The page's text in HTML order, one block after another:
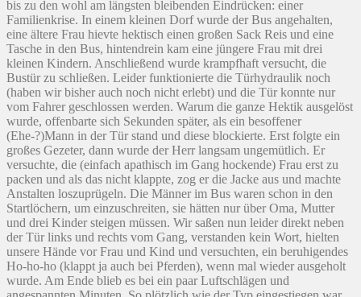
bis zu den wohl am längsten bleibenden Eindrücken: einer
Familienkrise. In einem kleinen Dorf wurde der Bus angehalten,
eine ältere Frau hievte hektisch einen großen Sack Reis und eine
Tasche in den Bus, hintendrein kam eine jüngere Frau mit drei
kleinen Kindern. Anschließend wurde krampfhaft versucht, die
Bustür zu schließen. Leider funktionierte die Türhydraulik noch
(haben wir bisher auch noch nicht erlebt) und die Tür konnte nur
vom Fahrer geschlossen werden. Warum die ganze Hektik ausgelöst
wurde, offenbarte sich Sekunden später, als ein besoffener
(Ehe-?)Mann in der Tür stand und diese blockierte. Erst folgte ein
großes Gezeter, dann wurde der Herr langsam ungemütlich. Er
versuchte, die (einfach apathisch im Gang hockende) Frau erst zu
packen und als das nicht klappte, zog er die Jacke aus und machte
Anstalten loszuprügeln. Die Männer im Bus waren schon in den
Startlöchern, um einzuschreiten, sie hätten nur über Oma, Mutter
und drei Kinder steigen müssen. Wir saßen nun leider direkt neben
der Tür links und rechts vom Gang, verstanden kein Wort, hielten
unsere Hände vor Frau und Kind und versuchten, ein beruhigendes
Ho-ho-ho (klappt ja auch bei Pferden), wenn mal wieder ausgeholt
wurde. Am Ende blieb es bei ein paar Luftschlägen und